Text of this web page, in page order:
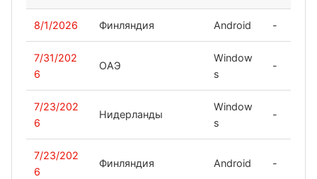
8/1/2026 Финляндия Android -
7/31/202
6
ОАЭ
Window
s
-
7/23/202
6
Нидерланды
Window
s
-
7/23/202
6
Финляндия Android -